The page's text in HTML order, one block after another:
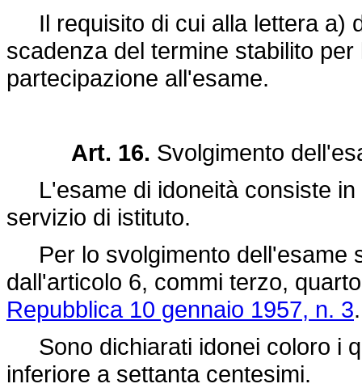
Il requisito di cui alla lettera a)
scadenza del termine stabilito
partecipazione all'esame.
Art. 16. Svolgimento
L'esame di idoneità consiste in
servizio di istituto.
Per lo svolgimento dell'esame
dall'articolo 6, commi terzo,
Repubblica 10 gennaio 1957, n. 3.
Sono dichiarati idonei coloro i
inferiore a settanta centesimi.